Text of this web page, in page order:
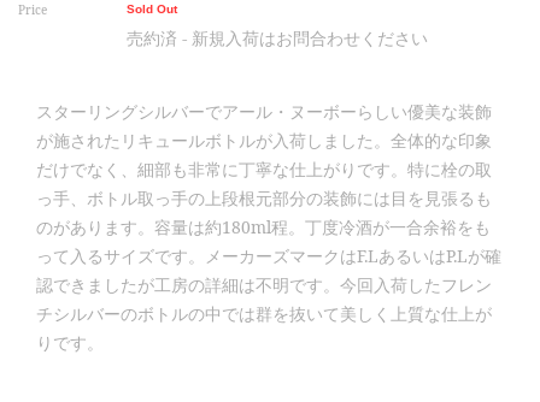
Price Sold Out
売約済 - 新規入荷はお問合わせください
スターリングシルバーでアール・ヌーボーらしい優美な装飾
が施されたリキュールボトルが入荷しました。全体的な印象
だけでなく、細部も非常に丁寧な仕上がりです。特に栓の取
っ手、ボトル取っ手の上段根元部分の装飾には目を見張るも
のがあります。容量は約180ml程。丁度冷酒が一合余裕をも
って入るサイズです。メーカーズマークはF.LあるいはP.Lが確
認できましたが工房の詳細は不明です。今回入荷したフレン
チシルバーのボトルの中では群を抜いて美しく上質な仕上が
りです。